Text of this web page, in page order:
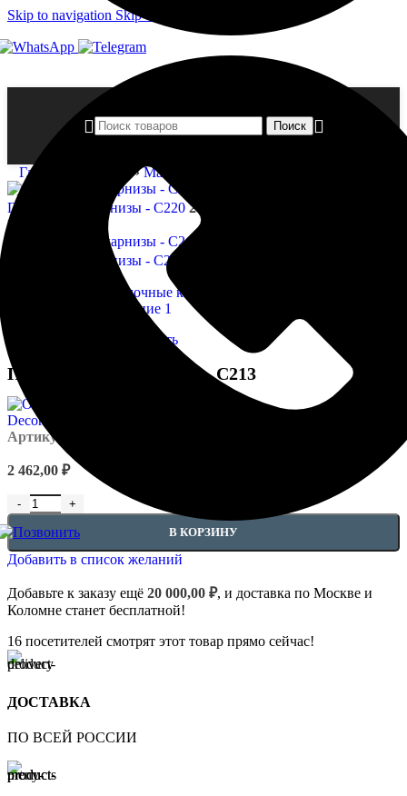
Skip to navigation Skip to main content
Поиск
Главная страница »Магазин
Потолочные карнизы - C2202 959,00
Назад к товарам
Потолочные карнизы - C240
Нажмите, чтобы увеличить
Потолочные карнизы — C213
Артикул:
2 462,00 ₽
Количество товара Потолочные карнизы - C213
В КОРЗИНУ
Добавить в список желаний
Добавьте к заказу ещё 20 000,00 ₽, и доставка по Москве и
Коломне станет бесплатной!
16 посетителей смотрят этот товар прямо сейчас!
ДОСТАВКА
ПО ВСЕЙ РОССИИ